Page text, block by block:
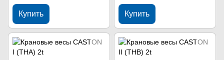
Купить Купить